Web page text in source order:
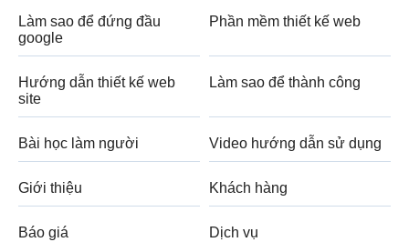
Làm sao để đứng đầu
google
Phần mềm thiết kế web
Hướng dẫn thiết kế web
site
Làm sao để thành công
Bài học làm người Video hướng dẫn sử dụng
Giới thiệu Khách hàng
Báo giá Dịch vụ